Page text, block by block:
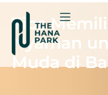
Tips
Nyaman
Muda di